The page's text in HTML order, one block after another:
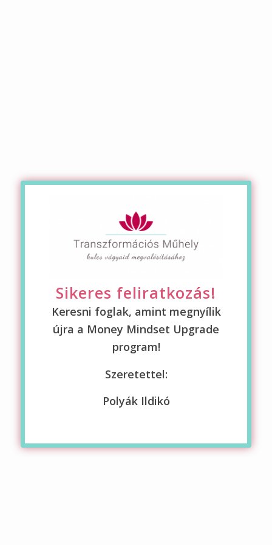
Sikeres feliratkozás!
Keresni foglak, amint megnyílik
újra a Money Mindset Upgrade
program!
Szeretettel:
Polyák Ildikó